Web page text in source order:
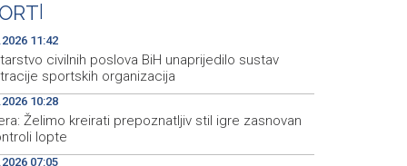
Dvije bivše iranske nogometašice 'ponosne' na
australskog državljanstva
11:42
civilnih poslova BiH unaprijedilo sustav
sportskih organizacija
10:28
Želimo kreirati prepoznatljiv stil igre zasnovan
lopte
07:05